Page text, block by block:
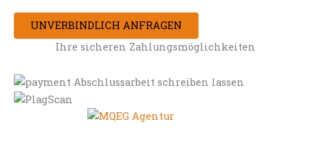
UNVERBINDLICH ANFRAGEN
Ihre sicheren Zahlungsmöglichkeiten